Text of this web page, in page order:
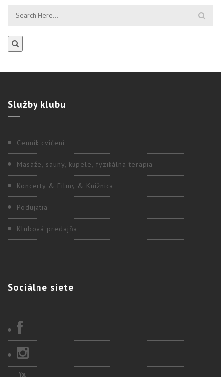
Službyklubu
Cenník cvičení
Masáže, sauny, kúpele, fyzikálna terapia
Koncerty & Filmy & Knižnica
Podujatia
Klubová predajňa
Sociálne siete